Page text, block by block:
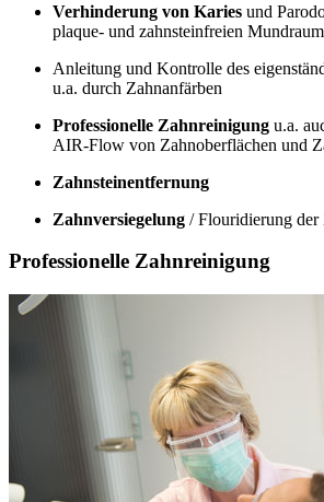
Verhinderung von Karies und
plaque- und zahnsteinfreien Mundraum
Anleitung und Kontrolle des
u.a. durch Zahnanfärben
Professionelle Zahnreinigung u.a.
AIR-Flow von Zahnoberflächen und
Zahnsteinentfernung
Zahnversiegelung / Flouridierung der
Professionelle Zahnreinigung